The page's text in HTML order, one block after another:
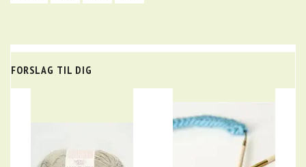
FORSLAG TIL DIG